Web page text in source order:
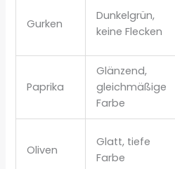
Gurken
Dunkelgrün,
keine Flecken
Paprika
Glänzend,
gleichmäßige
Farbe
Oliven
Glatt, tiefe
Farbe